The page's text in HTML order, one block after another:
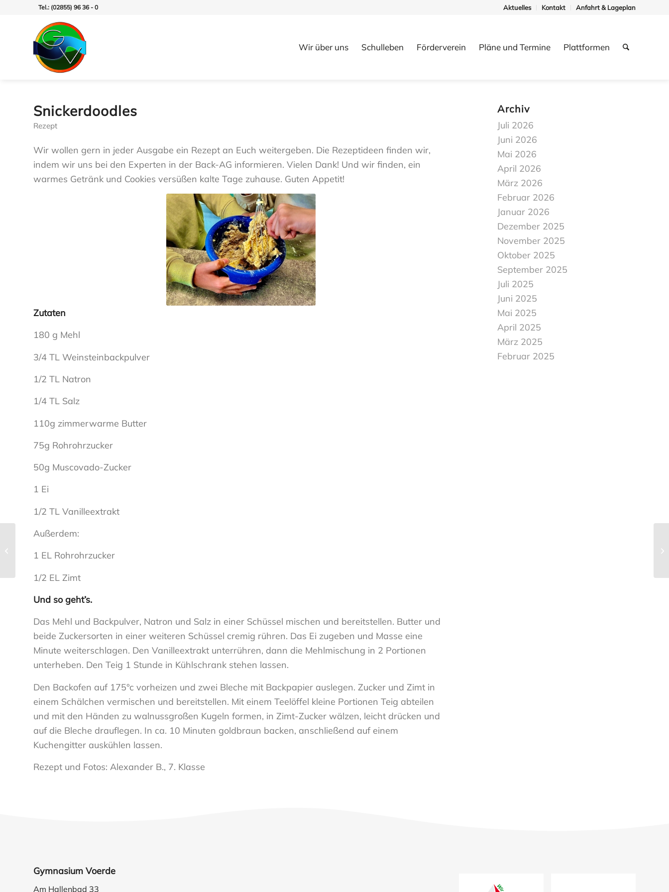
Aktuelles Kontakt Anfahrt & Lageplan
Tel.: (02855) 96 36 - 0
Wir über uns Schulleben Förderverein Pläne und Termine Plattformen
Snickerdoodles
Rezept
Wir wollen gern in jeder Ausgabe ein Rezept an Euch weitergeben. Die Rezeptideen finden wir,
indem wir uns bei den Experten in der Back-AG informieren. Vielen Dank! Und wir finden, ein
warmes Getränk und Cookies versüßen kalte Tage zuhause. Guten Appetit!
Zutaten
180 g Mehl
3/4 TL Weinsteinbackpulver
1/2 TL Natron
1/4 TL Salz
110g zimmerwarme Butter
75g Rohrohrzucker
50g Muscovado-Zucker
1 Ei
1/2 TL Vanilleextrakt
Außerdem:
1 EL Rohrohrzucker
1/2 EL Zimt
Und so geht’s.
Das Mehl und Backpulver, Natron und Salz in einer Schüssel mischen und bereitstellen. Butter und
beide Zuckersorten in einer weiteren Schüssel cremig rühren. Das Ei zugeben und Masse eine
Minute weiterschlagen. Den Vanilleextrakt unterrühren, dann die Mehlmischung in 2 Portionen
unterheben. Den Teig 1 Stunde in Kühlschrank stehen lassen.
Den Backofen auf 175°c vorheizen und zwei Bleche mit Backpapier auslegen. Zucker und Zimt in
einem Schälchen vermischen und bereitstellen. Mit einem Teelöffel kleine Portionen Teig abteilen
und mit den Händen zu walnussgroßen Kugeln formen, in Zimt-Zucker wälzen, leicht drücken und
auf die Bleche drauflegen. In ca. 10 Minuten goldbraun backen, anschließend auf einem
Kuchengitter auskühlen lassen.
Rezept und Fotos: Alexander B., 7. Klasse
Archiv
Juli 2026
Juni 2026
Mai 2026
April 2026
März 2026
Februar 2026
Januar 2026
Dezember 2025
November 2025
Oktober 2025
September 2025
Juli 2025
Juni 2025
Mai 2025
April 2025
März 2025
Februar 2025
Gymnasium Voerde
Am Hallenbad 33
Internetteamwettbewerb